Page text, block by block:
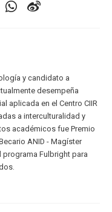
y candidato a
desempeña
aplicada en el Centro CIIR
a interculturalidad y
académicos fue Premio
ANID - Magíster
Fulbright para